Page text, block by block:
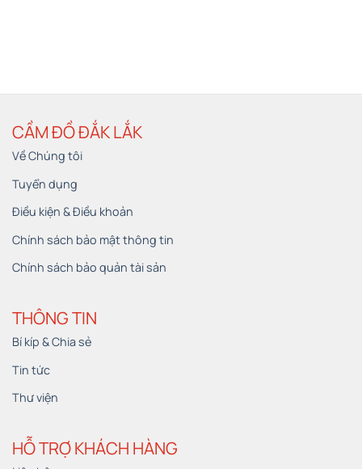
CẦM ĐỒ ĐẮK LẮK
Về Chúng tôi
Tuyển dụng
Điều kiện & Điều khoản
Chính sách bảo mật thông tin
Chính sách bảo quản tài sản
THÔNG TIN
Bí kíp & Chia sẻ
Tin tức
Thư viện
HỖ TRỢ KHÁCH HÀNG